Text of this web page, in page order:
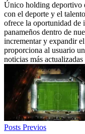
Único holding deportivo
con el deporte y el
ofrece la oportunidad de
panameños dentro de
incrementar y expandir
proporciona al usuario
noticias más
Posts Previos